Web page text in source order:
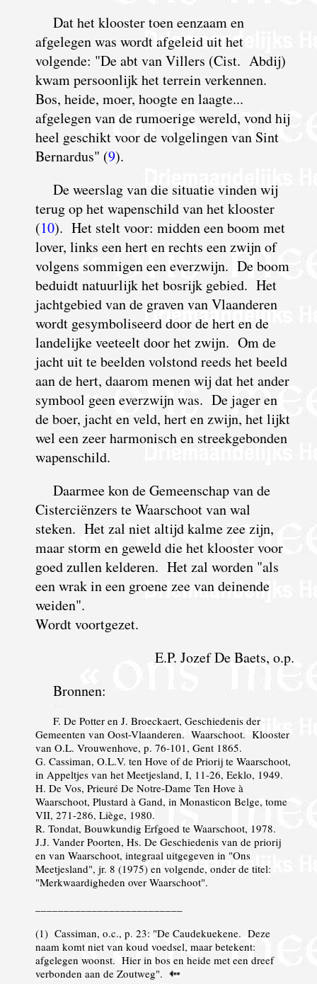
Dat het klooster toen eenzaam en
afgelegen was wordt afgeleid uit het
volgende: "De abt van Villers (Cist. Abdij)
kwam persoonlijk het terrein verkennen.
Bos, heide, moer, hoogte en laagte...
afgelegen van de rumoerige wereld, vond hij
heel geschikt voor de volgelingen van Sint
Bernardus" (9).
De weerslag van die situatie vinden wij
terug op het wapenschild van het klooster
(10). Het stelt voor: midden een boom met
lover, links een hert en rechts een zwijn of
volgens sommigen een everzwijn. De boom
beduidt natuurlijk het bosrijk gebied. Het
jachtgebied van de graven van Vlaanderen
wordt gesymboliseerd door de hert en de
landelijke veeteelt door het zwijn. Om de
jacht uit te beelden volstond reeds het beeld
aan de hert, daarom menen wij dat het ander
symbool geen everzwijn was. De jager en
de boer, jacht en veld, hert en zwijn, het lijkt
wel een zeer harmonisch en streekgebonden
wapenschild.
Daarmee kon de Gemeenschap van de
Cisterciënzers te Waarschoot van wal
steken. Het zal niet altijd kalme zee zijn,
maar storm en geweld die het klooster voor
goed zullen kelderen. Het zal worden "als
een wrak in een groene zee van deinende
weiden".
Wordt voortgezet.
E.P. Jozef De Baets, o.p.
Bronnen:
F. De Potter en J. Broeckaert, Geschiedenis der
Gemeenten van Oost-Vlaanderen. Waarschoot. Klooster
van O.L. Vrouwenhove, p. 76-101, Gent 1865.
G. Cassiman, O.L.V. ten Hove of de Priorij te Waarschoot,
in Appeltjes van het Meetjesland, I, 11-26, Eeklo, 1949.
H. De Vos, Prieuré De Notre-Dame Ten Hove à
Waarschoot, Plustard à Gand, in Monasticon Belge, tome
VII, 271-286, Liège, 1980.
R. Tondat, Bouwkundig Erfgoed te Waarschoot, 1978.
J.J. Vander Poorten, Hs. De Geschiedenis van de priorij
en van Waarschoot, integraal uitgegeven in "Ons
Meetjesland", jr. 8 (1975) en volgende, onder de titel:
"Merkwaardigheden over Waarschoot".
(1) Cassiman, o.c., p. 23: "De Caudekuekene. Deze
naam komt niet van koud voedsel, maar betekent:
afgelegen woonst. Hier in bos en heide met een dreef
verbonden aan de Zoutweg".